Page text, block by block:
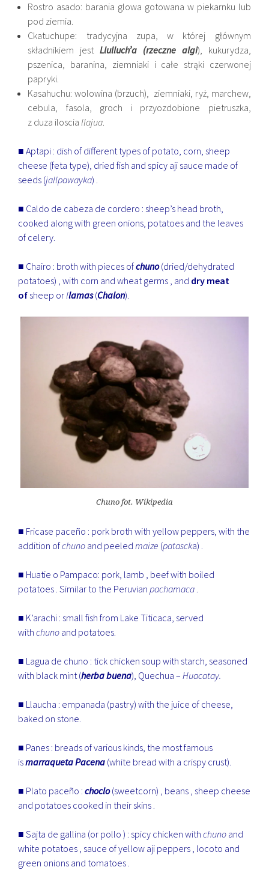
Rostro asado: barania glowa gotowana w piekarnku lub
pod ziemia.
Ckatuchupe: tradycyjna zupa, w której głównym
składnikiem jestLlulluch’a (rzeczne algi), kukurydza,
pszenica, baranina, ziemniaki i całe strąki czerwonej
papryki.
Kasahuchu: wolowina (brzuch), ziemniaki, ryż, marchew,
cebula, fasola, groch i przyozdobione pietruszka,
z duza ilosciallajua.
■ Aptapi : dish of different types of potato, corn, sheep
cheese (feta type), dried fish and spicy aji sauce made of
seeds (jallpawayka) .
■ Caldo de cabeza de cordero : sheep’s head broth,
cooked along with green onions, potatoes and the leaves
of celery.
■ Chairo : broth with pieces ofchuno(dried/dehydrated
potatoes) , with corn and wheat germs , and dry meat
of sheep orllamas(Chalon).
Chuno fot. Wikipedia
■ Fricase paceño : pork broth with yellow peppers, with the
addition ofchuno and peeled maize (patascka) .
■ Huatie o Pampaco: pork, lamb , beef with boiled
potatoes . Similar to the Peruvian pachamaca
■ K’arachi : small fish from Lake Titicaca, served
withchuno and potatoes.
■ Lagua de chuno : tick chicken soup with starch, seasoned
with black mint (herba buena), Quechua – Huacatay.
■ Llaucha : empanada (pastry) with the juice of cheese,
baked on stone.
■ Panes : breads of various kinds, the most famous
ismarraqueta Pacena (white bread with a crispy crust).
■ Plato paceño :choclo(sweetcorn) , beans , sheep cheese
and potatoes cooked in their skins .
■ Sajta de gallina (or pollo ) : spicy chicken withchuno and
white potatoes , sauce of yellow aji peppers , locoto and
green onions and tomatoes .